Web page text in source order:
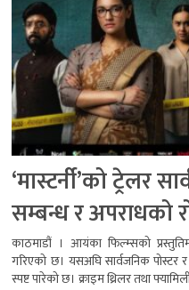
‘मास्टर्नी’को ट्रेलर
सम्बन्ध र अपराधको
काठमाडौं । आयंका फिल्म्सको
गरिएको छ। यसअघि सार्वजनिक
स्पष्ट पारेको छ। क्राइम थ्रिलर तथा